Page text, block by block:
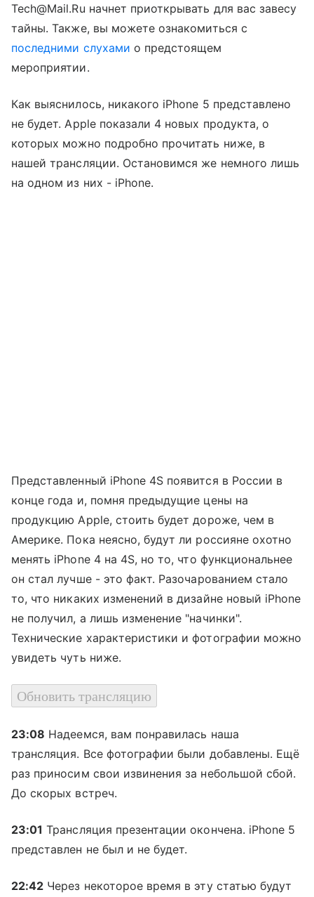
Tech@Mail.Ru начнет приоткрывать для вас завесу
тайны. Также, вы можете ознакомиться с
последними слухами о предстоящем
мероприятии.
Как выяснилось, никакого iPhone 5 представлено
не будет. Apple показали 4 новых продукта, о
которых можно подробно прочитать ниже, в
нашей трансляции. Остановимся же немного лишь
на одном из них - iPhone.
Представленный iPhone 4S появится в России в
конце года и, помня предыдущие цены на
продукцию Apple, стоить будет дороже, чем в
Америке. Пока неясно, будут ли россияне охотно
менять iPhone 4 на 4S, но то, что функциональнее
он стал лучше - это факт. Разочарованием стало
то, что никаких изменений в дизайне новый iPhone
не получил, а лишь изменение "начинки".
Технические характеристики и фотографии можно
увидеть чуть ниже.
Обновить трансляцию
23:08 Надеемся, вам понравилась наша
трансляция. Все фотографии были добавлены. Ещё
раз приносим свои извинения за небольшой сбой.
До скорых встреч.
23:01 Трансляция презентации окончена. iPhone 5
представлен не был и не будет.
22:42 Через некоторое время в эту статью будут